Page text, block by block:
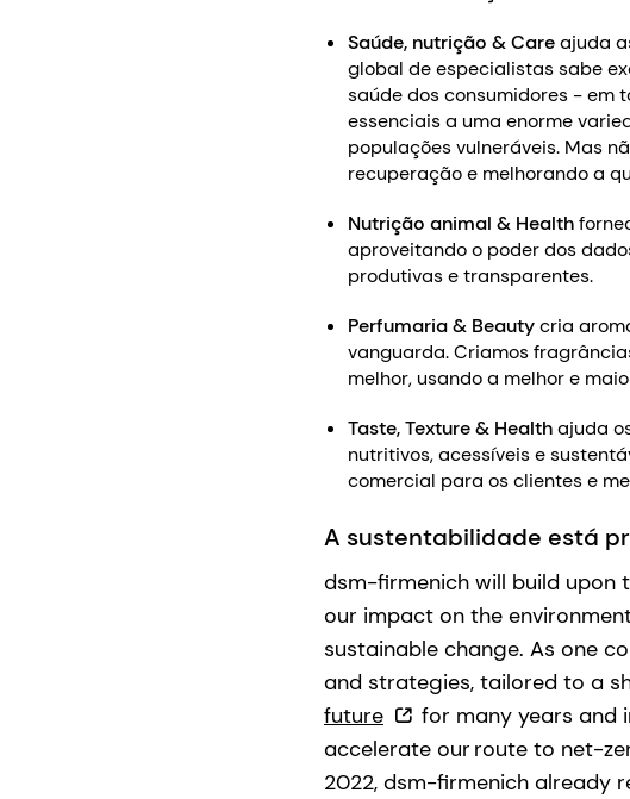
Saúde, nutrição & Careajuda
global de especialistas sabe
saúde dos consumidores - em
essenciais a uma enorme
populações vulneráveis. Mas
recuperação e melhorando a
Nutrição animal & Health
aproveitando o poder dos
produtivas e transparentes.
Perfumaria & Beautycria
vanguarda. Criamos
melhor, usando a melhor e
Taste, Texture & Healthajuda
nutritivos, acessíveis e
comercial para os clientes e
A sustentabilidade está
dsm-firmenich will build upon
our impact on the
sustainable change. As one
and strategies, tailored to a
future
for many years and
accelerate our route to net-
2022, dsm-firmenich already